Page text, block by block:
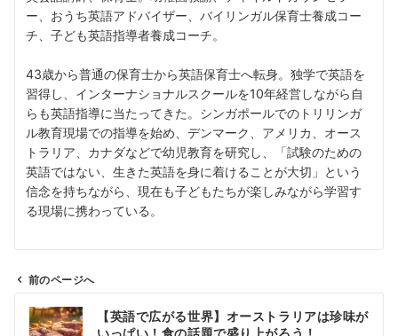
ー、おうち英語アドバイザー、バイリンガル保育士養成コー
チ、子ども英語指導者養成コーチ。
43歳から普通の保育士から英語保育士へ転身。独学で英語を
習得し、インターナショナルスクールを10年経営しながら自
らも英語指導に当たってきた。シンガポールでのトリリンガ
ル教育現場での指導を始め、デンマーク、アメリカ、オース
トラリア、カナダなどで幼児教育を研究し、「試験のための
英語ではない、生きた英語を身に着けることが大切」という
信念を持ちながら、現在も子どもたちが楽しみながら学習す
る現場に携わっている。
前のページへ
【英語で広がる世界】オーストラリアは珍味が